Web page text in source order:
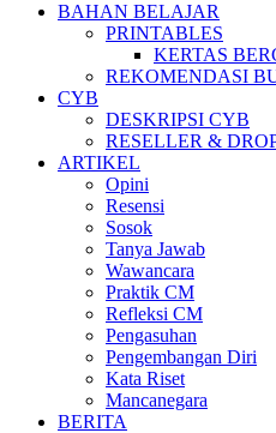
BAHAN BELAJAR
PRINTABLES
KERTAS
REKOMENDASI
CYB
DESKRIPSI CYB
RESELLER &
ARTIKEL
Opini
Resensi
Sosok
Tanya Jawab
Wawancara
Praktik CM
Refleksi CM
Pengasuhan
Pengembangan Diri
Kata Riset
Mancanegara
BERITA